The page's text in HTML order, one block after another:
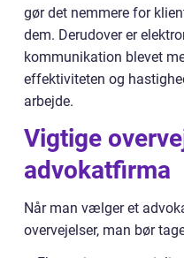
gør det nemmere for
dem. Derudover er
kommunikation blevet
effektiviteten og
arbejde.
Vigtige
advokatfirma
Når man vælger et
overvejelser, man bør